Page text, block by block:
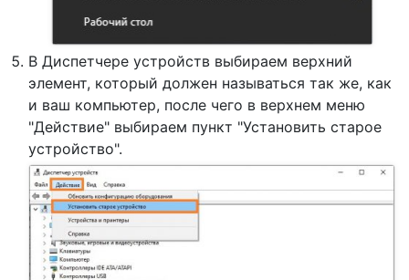
В Диспетчере устройств выбираем верхний
элемент, который должен называться так же, как
и ваш компьютер, после чего в верхнем меню
"Действие" выбираем пункт "Установить старое
устройство".